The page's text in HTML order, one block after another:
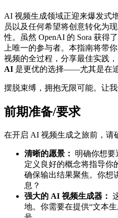
AI 视频生成领域正迎来爆发式
员以及任何希望将创意转化为
性。虽然 OpenAI 的 Sora 获得
上唯一的参与者。本指南将带
视频的全过程，分享最佳实践
AI 是更优的选择——尤其是在
摆脱束缚，拥抱无限可能。让我
前期准备/要求
在开启 AI 视频生成之旅前，请
清晰的愿景：
明确你想要
定义良好的概念将指导你
确保输出结果聚焦。你想
息？
强大的 AI 视频生成器：
地。你需要在提供“文本